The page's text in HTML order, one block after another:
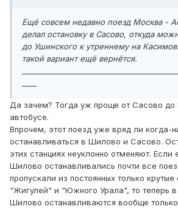
Ещё совсем недавно поезд Москва -
делал остановку в Сасово, откуда
до Ушинского к утреннему на
такой вариант ещё вернётся.
Да зачем? Тогда уж проще от Сасово до
автобусе.
Впрочем, этот поезд уже вряд ли когда-
останавливаться в Шилово и Сасово.
этих станциях неуклонно отменяют. Если
Шилово останавливались почти все
пропускали из постоянных только
"Жигулей" и "Южного Урала", то теперь
Шилово останавливаются вообще